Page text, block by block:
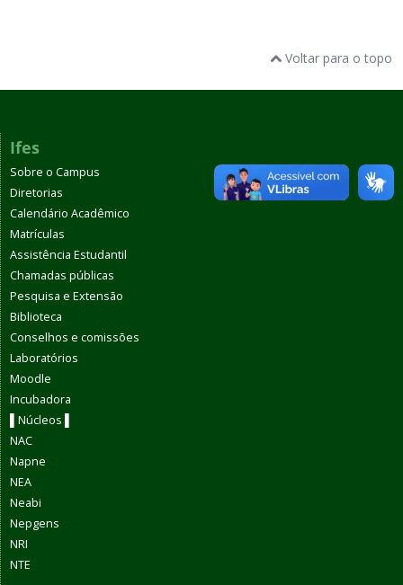
Voltar para o topo
Ifes
Sobre o Campus
Diretorias
Calendário Acadêmico
Matrículas
Assistência Estudantil
Chamadas públicas
Pesquisa e Extensão
Biblioteca
Conselhos e comissões
Laboratórios
Moodle
Incubadora
▌Núcleos ▌
NAC
Napne
NEA
Neabi
Nepgens
NRI
NTE